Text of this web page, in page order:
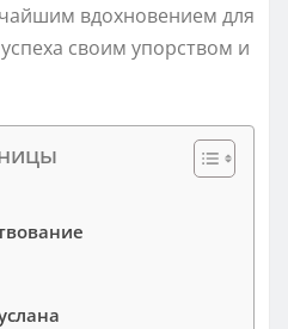
вдохновением для
своим упорством и